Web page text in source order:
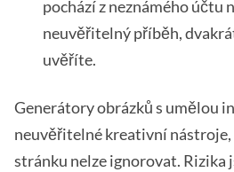
pochází z neznámého účtu
neuvěřitelný příběh,
uvěříte.
Generátory obrázků s umělou
neuvěřitelné kreativní
stránku nelze ignorovat. Rizika